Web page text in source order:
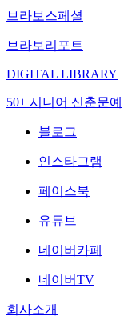
브라보스페셜
브라보리포트
DIGITAL LIBRARY
50+ 시니어 신춘문예
블로그
인스타그램
페이스북
유튜브
네이버카페
네이버TV
회사소개